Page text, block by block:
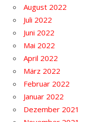
August 2022
Juli 2022
Juni 2022
Mai 2022
April 2022
März 2022
Februar 2022
Januar 2022
Dezember 2021